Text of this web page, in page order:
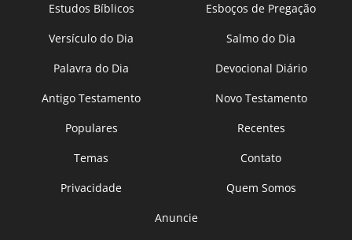
Estudos Bíblicos
Esboços de Pregação
Versículo do Dia
Salmo do Dia
Palavra do Dia
Devocional Diário
Antigo Testamento
Novo Testamento
Populares
Recentes
Temas
Contato
Privacidade
Quem Somos
Anuncie